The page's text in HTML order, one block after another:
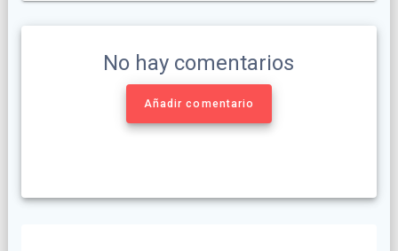
No hay comentarios
Añadir comentario